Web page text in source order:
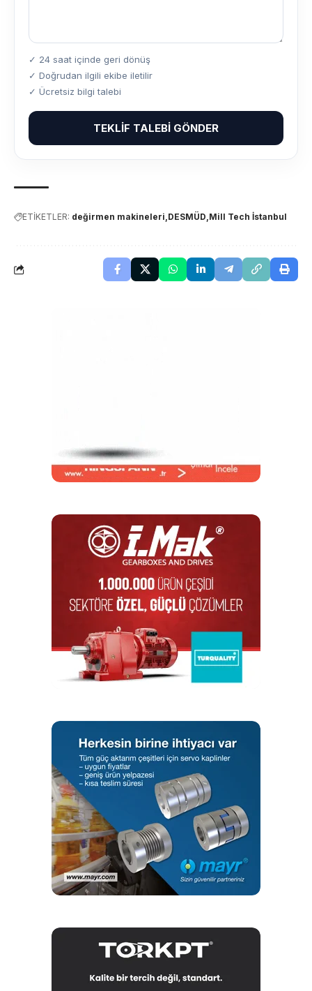
✓ 24 saat içinde geri dönüş
✓ Doğrudan ilgili ekibe iletilir
✓ Ücretsiz bilgi talebi
TEKLIF TALEBI GÖNDER
ETİKETLER: değirmen makineleri DESMÜD Mill Tech İstanbul